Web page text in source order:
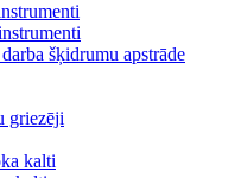
šķidrumu apstrāde
griezēji
kalti